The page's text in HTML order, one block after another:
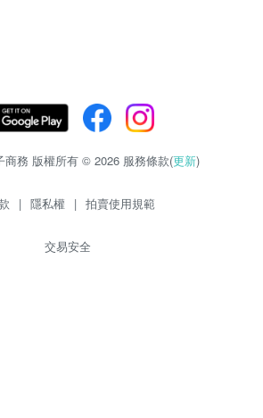
商務 版權所有 © 2026 服務條款(更新)
| 隱私權 | 拍賣使用規範
交易安全